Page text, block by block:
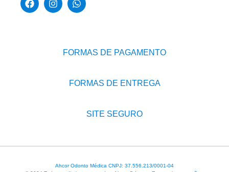
FORMAS DE PAGAMENTO
FORMAS DE ENTREGA
SITE SEGURO
Ahcor Odonto Médica CNPJ: 37.556.213/0001-04